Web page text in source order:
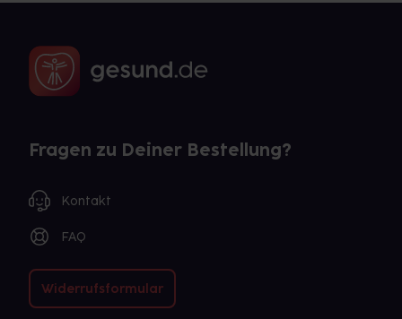
Fragen zu Deiner Bestellung?
Kontakt
FAQ
Widerrufsformular